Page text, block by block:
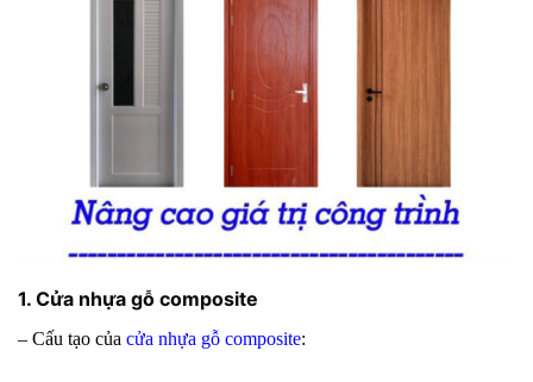
1. Cửa nhựa gỗ composite
– Cấu tạo của cửa nhựa gỗ composite: